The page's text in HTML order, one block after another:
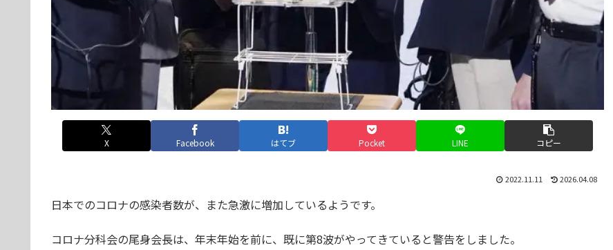
X Facebook はてブ Pocket LINE コピー
2022.11.11 2026.04.08
日本でのコロナの感染者数が、また急激に増加しているようです。
コロナ分科会の尾身会長は、年末年始を前に、既に第8波がやってきていると警告をしました。